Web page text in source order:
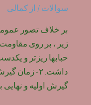
سوالات / از کمالی
بر خلاف تصور عمومی
حبابها ریزتر و
داشت. ۲-
گیرش اولیه و نهایی